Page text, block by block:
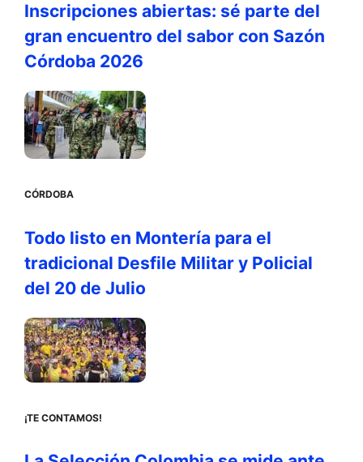
Inscripciones abiertas: sé parte del
gran encuentro del sabor con Sazón
Córdoba 2026
CÓRDOBA
Todo listo en Montería para el
tradicional Desfile Militar y Policial
del 20 de Julio
¡TE CONTAMOS!